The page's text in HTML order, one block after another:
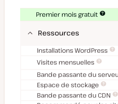
Premier mois gratuit
Ressources
Installations WordPress
Visites mensuelles
Bande passante du
Espace de stockage
Bande passante du CDN